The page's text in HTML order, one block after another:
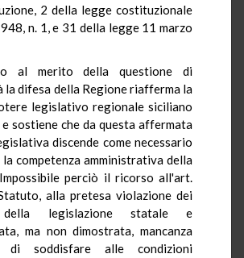
2 della legge costituzionale
n. 1, e 31 della legge 11 marzo
al merito della questione di
difesa della Regione riafferma la
legislativo regionale siciliano
sostiene che da questa affermata
discende come necessario
competenza amministrativa della
perciò il ricorso all'art.
alla pretesa violazione dei
legislazione statale e
ma non dimostrata, mancanza
soddisfare alle condizioni